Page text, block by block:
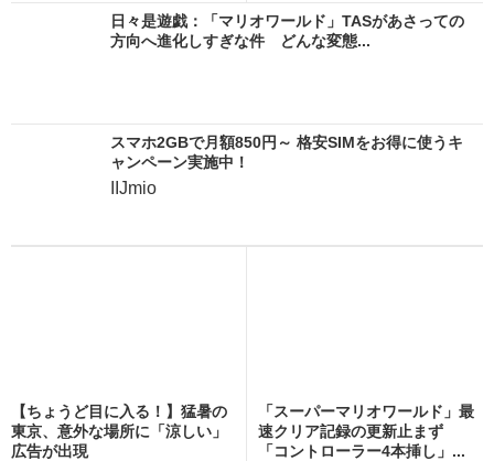
日々是遊戯：「マリオワールド」TASがあさっての
方向へ進化しすぎな件 どんな変態...
スマホ2GBで月額850円～ 格安SIMをお得に使うキ
ャンペーン実施中！
IIJmio
【ちょうど目に入る！】猛暑の
東京、意外な場所に「涼しい」
広告が出現
「スーパーマリオワールド」最
速クリア記録の更新止まず
「コントローラー4本挿し」...